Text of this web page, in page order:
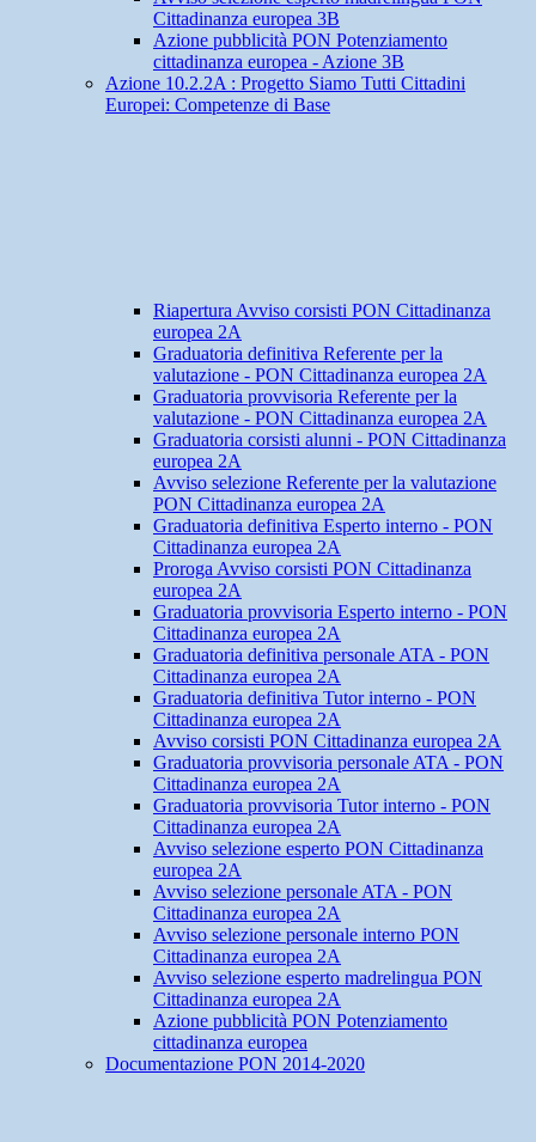
Cittadinanza europea 3B
Azione pubblicità PON Potenziamento
cittadinanza europea - Azione 3B
Azione 10.2.2A : Progetto Siamo Tutti Cittadini
Europei: Competenze di Base
Riapertura Avviso corsisti PON Cittadinanza
europea 2A
Graduatoria definitiva Referente per la
valutazione - PON Cittadinanza europea 2A
Graduatoria provvisoria Referente per la
valutazione - PON Cittadinanza europea 2A
Graduatoria corsisti alunni - PON Cittadinanza
europea 2A
Avviso selezione Referente per la valutazione
PON Cittadinanza europea 2A
Graduatoria definitiva Esperto interno - PON
Cittadinanza europea 2A
Proroga Avviso corsisti PON Cittadinanza
europea 2A
Graduatoria provvisoria Esperto interno - PON
Cittadinanza europea 2A
Graduatoria definitiva personale ATA - PON
Cittadinanza europea 2A
Graduatoria definitiva Tutor interno - PON
Cittadinanza europea 2A
Avviso corsisti PON Cittadinanza europea 2A
Graduatoria provvisoria personale ATA - PON
Cittadinanza europea 2A
Graduatoria provvisoria Tutor interno - PON
Cittadinanza europea 2A
Avviso selezione esperto PON Cittadinanza
europea 2A
Avviso selezione personale ATA - PON
Cittadinanza europea 2A
Avviso selezione personale interno PON
Cittadinanza europea 2A
Avviso selezione esperto madrelingua PON
Cittadinanza europea 2A
Azione pubblicità PON Potenziamento
cittadinanza europea
Documentazione PON 2014-2020